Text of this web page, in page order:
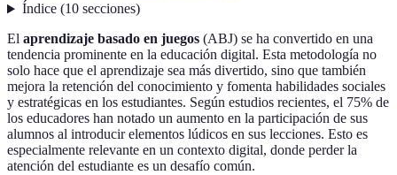
Índice(10 secciones)
El aprendizaje basado en juegos (ABJ) se ha convertido en una
tendencia prominente en la educación digital. Esta metodología no
solo hace que el aprendizaje sea más divertido, sino que también
mejora la retención del conocimiento y fomenta habilidades sociales
y estratégicas en los estudiantes. Según estudios recientes, el 75% de
los educadores han notado un aumento en la participación de sus
alumnos al introducir elementos lúdicos en sus lecciones. Esto es
especialmente relevante en un contexto digital, donde perder la
atención del estudiante es un desafío común.